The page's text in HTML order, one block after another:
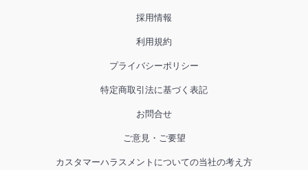
走れる距離も増えていき、自身の成長を実感すること
体力を強化するにつれて、ダンベルでのトレーニング
も入れていきました。
こちらもコツコツと継続するにつれて扱える重量が増
えていき、それが嬉しく思いました。
採用情報
利用規約
プライバシーポリシー
特定商取引法に基づく表記
お問合せ
ご意見・ご要望
カスタマーハラスメントについての当社の考え方